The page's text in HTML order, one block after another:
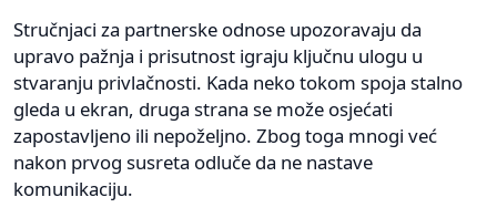
Stručnjaci za partnerske odnose upozoravaju da
upravo pažnja i prisutnost igraju ključnu ulogu u
stvaranju privlačnosti. Kada neko tokom spoja stalno
gleda u ekran, druga strana se može osjećati
zapostavljeno ili nepoželjno. Zbog toga mnogi već
nakon prvog susreta odluče da ne nastave
komunikaciju.